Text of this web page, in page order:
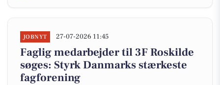
JOBNYT 27-07-2026 11:45
Faglig medarbejder til 3F Roskilde
søges: Styrk Danmarks stærkeste
fagforening